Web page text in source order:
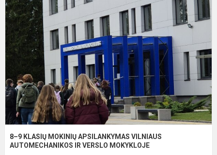
8–9 KLASIŲ MOKINIŲ APSILANKYMAS VILNIAUS
AUTOMECHANIKOS IR VERSLO MOKYKLOJE